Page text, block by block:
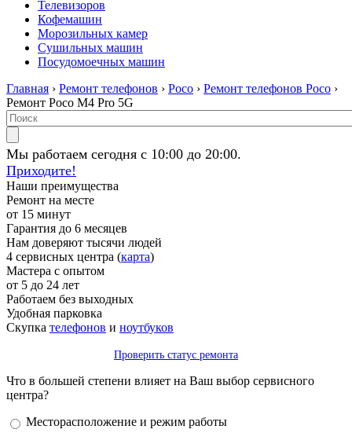
Телевизоров
Кофемашин
Морозильных камер
Сушильных машин
Посудомоечных машин
Главная › Ремонт телефонов › Poco › Ремонт телефонов Poco ›
Ремонт Poco M4 Pro 5G
Мы работаем сегодня с 10:00 до 20:00.
Приходите!
Наши преимущества
Ремонт на месте
от 15 минут
Гарантия до 6 месяцев
Нам доверяют тысячи людей
4 сервисных центра (карта)
Мастера с опытом
от 5 до 24 лет
Работаем без выходных
Удобная парковка
Скупка телефонов и ноутбуков
Проверить статус ремонта
Что в большей степени влияет на Ваш выбор сервисного
центра?
Варианты
Месторасположение и режим работы